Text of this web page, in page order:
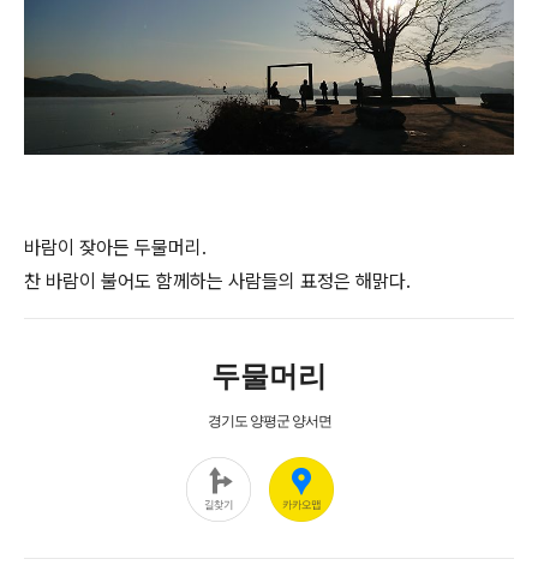
바람이 잦아든 두물머리.
찬 바람이 불어도 함께하는 사람들의 표정은 해맑다.